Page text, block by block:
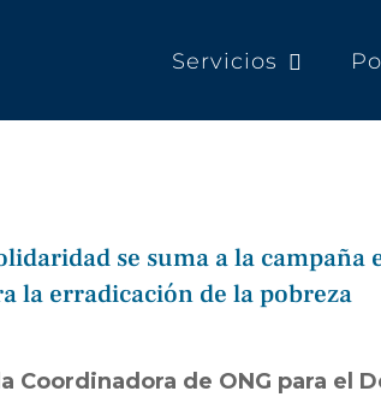
Servicios
se suma a la campaña
la erradicación de la pobreza
Coordinadora de ONG para el